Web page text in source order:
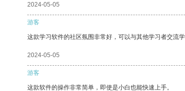
2024-05-05
游客
这款学习软件的社区氛围非常好，可以与其他学习者交流学
2024-05-05
游客
这款软件的操作非常简单，即使是小白也能快速上手。